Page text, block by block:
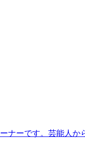
ーです。芸能人か